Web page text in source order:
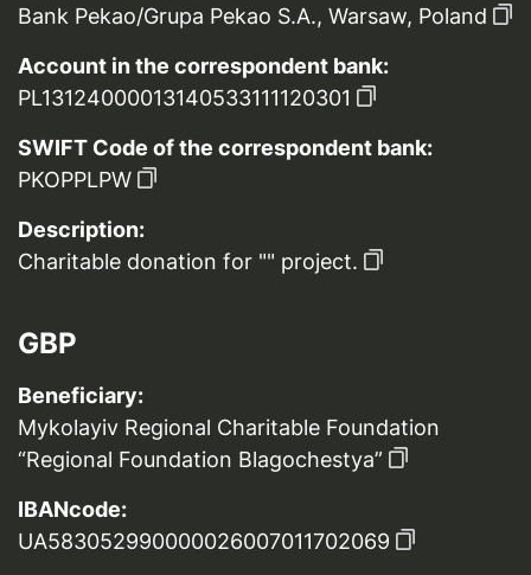
Bank Pekao/Grupa Pekao S.A., Warsaw, Poland
Account in the correspondent bank:
PL13124000013140533111120301
SWIFT Code of the correspondent bank:
PKOPPLPW
Description:
Charitable donation for "" project.
GBP
Beneficiary:
Mykolayiv Regional Charitable Foundation
“Regional Foundation Blagochestya”
IBANcode:
UA583052990000026007011702069